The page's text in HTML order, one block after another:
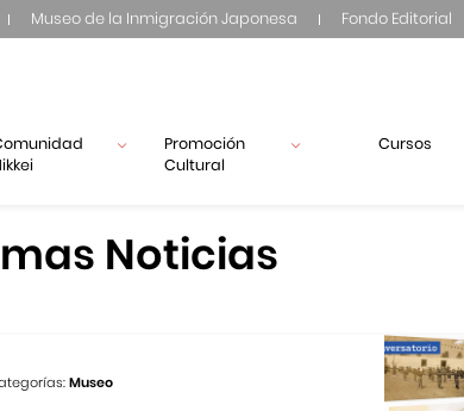
Museo de la Inmigración Japonesa Fondo Editorial
Promoción
Cultural
Cursos
Noticias
Museo